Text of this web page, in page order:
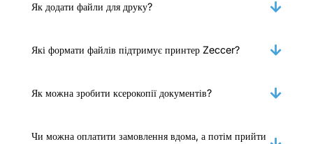
Як додати файли для друку?
Які формати файлів підтримує принтер Zeccer?
Як можна зробити ксерокопії документів?
Чи можна оплатити замовлення вдома, а потім прийти